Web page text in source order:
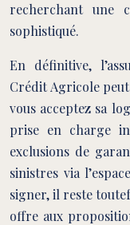
recherchant une
sophistiqué.
En définitive,
Crédit Agricole
vous acceptez sa
prise en charge
exclusions de
sinistres via
signer, il reste
offre aux